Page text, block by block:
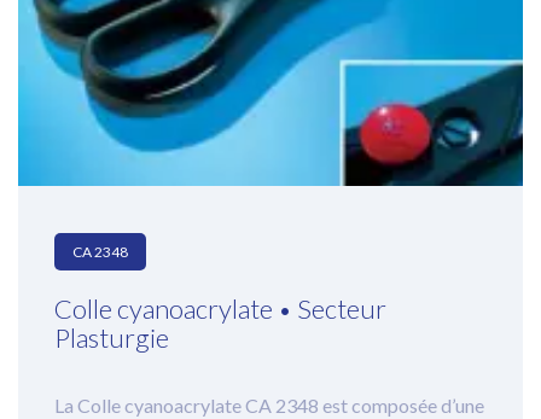
Colle cyanoacrylate • Secteur
Plasturgie
CA 2348
La Colle cyanoacrylate CA 2348 est composée d’une